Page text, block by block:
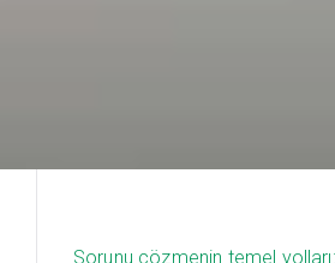
Sorunu çözmenin temel